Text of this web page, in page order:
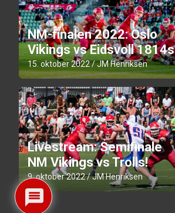
NM-finalen 2022: Oslo
Vikings vs Eidsvoll 1814s
15. oktober 2022 JM Henriksen
Livestream: Semifinale
NM Vikings vs Trolls!
9. oktober 2022 JM Henriksen